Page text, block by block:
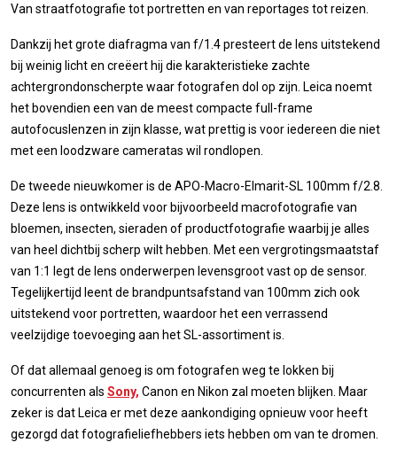
Van straatfotografie tot portretten en van reportages tot reizen.
Dankzij het grote diafragma van f/1.4 presteert de lens uitstekend
bij weinig licht en creëert hij die karakteristieke zachte
achtergrondonscherpte waar fotografen dol op zijn. Leica noemt
het bovendien een van de meest compacte full-frame
autofocuslenzen in zijn klasse, wat prettig is voor iedereen die niet
met een loodzware cameratas wil rondlopen.
De tweede nieuwkomer is de APO-Macro-Elmarit-SL 100mm f/2.8.
Deze lens is ontwikkeld voor bijvoorbeeld macrofotografie van
bloemen, insecten, sieraden of productfotografie waarbij je alles
van heel dichtbij scherp wilt hebben. Met een vergrotingsmaatstaf
van 1:1 legt de lens onderwerpen levensgroot vast op de sensor.
Tegelijkertijd leent de brandpuntsafstand van 100mm zich ook
uitstekend voor portretten, waardoor het een verrassend
veelzijdige toevoeging aan het SL-assortiment is.
Of dat allemaal genoeg is om fotografen weg te lokken bij
concurrenten als Sony, Canon en Nikon zal moeten blijken. Maar
zeker is dat Leica er met deze aankondiging opnieuw voor heeft
gezorgd dat fotografieliefhebbers iets hebben om van te dromen.